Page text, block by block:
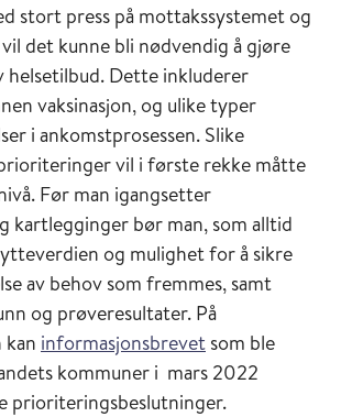
stort press på mottakssystemet og
det kunne bli nødvendig å gjøre
Dette inkluderer
vaksinasjon, og ulike typer
i ankomstprosessen. Slike
vil i første rekke måtte
Før man igangsetter
kartlegginger bør man, som alltid
og mulighet for å sikre
av behov som fremmes, samt
og prøveresultater. På
informasjonsbrevet som ble
kommuner i mars 2022
prioriteringsbeslutninger.